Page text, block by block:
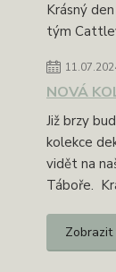
Krásný
tým
NOVÁ
Již brzy
kolekce
vidět na
Táboře.
Zobrazit